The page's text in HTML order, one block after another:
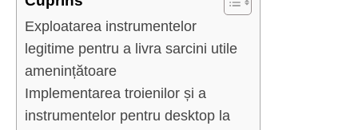
Exploatarea instrumentelor
legitime pentru a livra sarcini utile
amenințătoare
Implementarea troienilor și a
instrumentelor pentru desktop la